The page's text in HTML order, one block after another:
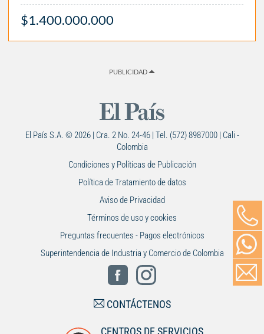
$1.400.000.000
PUBLICIDAD
El País S.A. © 2026 | Cra. 2 No. 24-46 | Tel. (572) 8987000 | Cali -
Colombia
Condiciones y Políticas de Publicación
Política de Tratamiento de datos
Aviso de Privacidad
Términos de uso y cookies
Preguntas frecuentes - Pagos electrónicos
Superintendencia de Industria y Comercio de Colombia
CONTÁCTENOS
CENTROS DE SERVICIOS